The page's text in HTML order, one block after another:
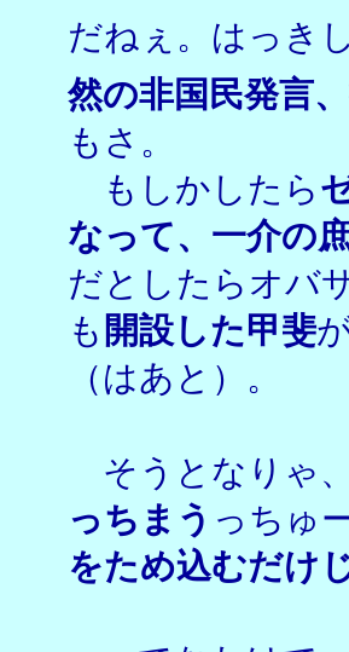
だねぇ。はっき
然の非国民発言、
もさ。
もしかしたら
なって、一介の
だとしたらオバ
も 開設した甲斐
（はあと）。
そうとなりゃ
っちまう っちゅ
をため込むだけ